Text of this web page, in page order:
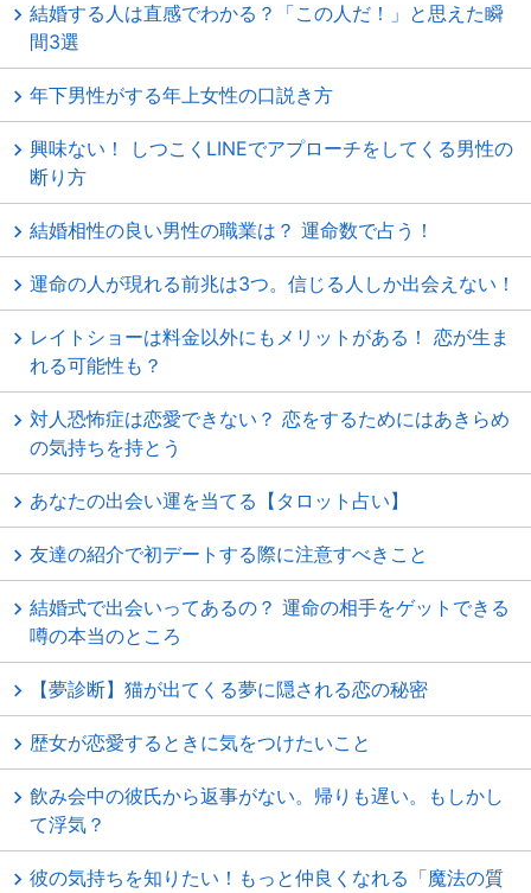
結婚する人は直感でわかる？「この人だ！」と思えた瞬
間3選
年下男性がする年上女性の口説き方
興味ない！ しつこくLINEでアプローチをしてくる男性の
断り方
結婚相性の良い男性の職業は？ 運命数で占う！
運命の人が現れる前兆は3つ。信じる人しか出会えない！
レイトショーは料金以外にもメリットがある！ 恋が生ま
れる可能性も？
対人恐怖症は恋愛できない？ 恋をするためにはあきらめ
の気持ちを持とう
あなたの出会い運を当てる【タロット占い】
友達の紹介で初デートする際に注意すべきこと
結婚式で出会いってあるの？ 運命の相手をゲットできる
噂の本当のところ
【夢診断】猫が出てくる夢に隠される恋の秘密
歴女が恋愛するときに気をつけたいこと
飲み会中の彼氏から返事がない。帰りも遅い。もしかし
て浮気？
彼の気持ちを知りたい！もっと仲良くなれる「魔法の質